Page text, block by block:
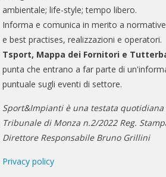
ambientale; life-style; tempo libero.
Informa e comunica in merito a
e best practises, realizzazioni e operatori.
Tsport, Mappa dei Fornitori e
punta che entrano a far parte di
puntuale sugli eventi di settore.
Sport&Impianti è una testata
Tribunale di Monza n.2/2022 Reg.
Direttore Responsabile Bruno Grillini
Privacy policy